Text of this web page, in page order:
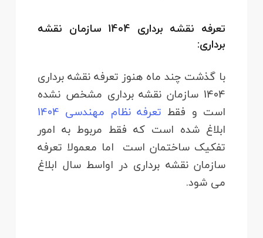
تعرفه نقشه برداری 1404 سازمان نقشه
برداری:
با گذشت چند ماه هنوز تعرفه نقشه برداری
1404 سازمان نقشه برداری مشخص نشده
است و فقط تعرفه نظام مهندسی 1404
ابلاغ شده است که فقط مربوط به امور
تفکیک ساختمان است اما معمولا تعرفه
سازمان نقشه برداری در اواسط سال ابلاغ
می شود.